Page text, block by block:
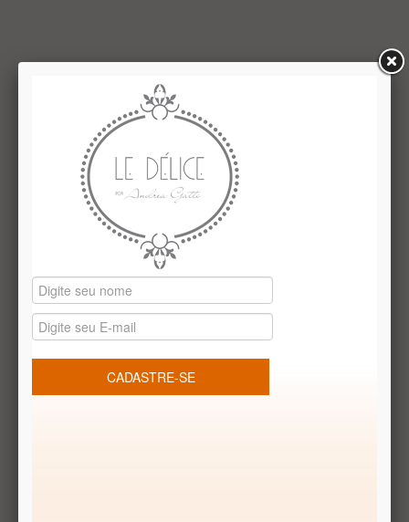
Comentários (0)
Coleção Paty Vitali: artista plastica que desenvolveu linha
exclusiva em aquarela: Latas "Ursos" com discos de
chocolate belga que viram enfeites de árvore: a lata vem com
seis discos de chocolate ao leite belga embalados, um a um,
com lindos desenhos de ursos ou esquilos, cada um diferente
do outro. O mais bacana é que o presenteado pode utilizar os
discos para enfeitar a árvore de Natal, pois eles vêm com